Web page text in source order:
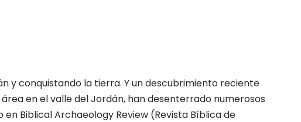
y conquistando la tierra. Y un descubrimiento reciente
en el valle del Jordán, han desenterrado numerosos
Biblical Archaeology Review (Revista Bíblica de